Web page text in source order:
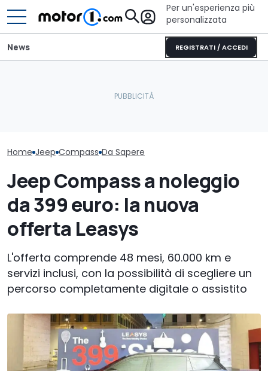
Per un'esperienza più
personalizzata
REGISTRATI / ACCEDI
News
Home Jeep Compass Da Sapere
Jeep Compass a noleggio
da 399 euro: la nuova
offerta Leasys
L'offerta comprende 48 mesi, 60.000 km e
servizi inclusi, con la possibilità di scegliere un
percorso completamente digitale o assistito